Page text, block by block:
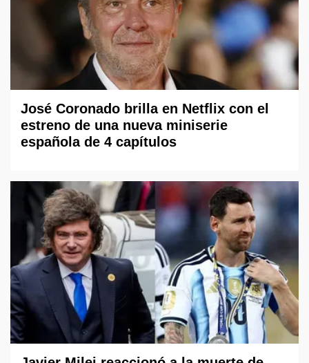
José Coronado brilla en Netflix con el
estreno de una nueva miniserie
española de 4 capítulos